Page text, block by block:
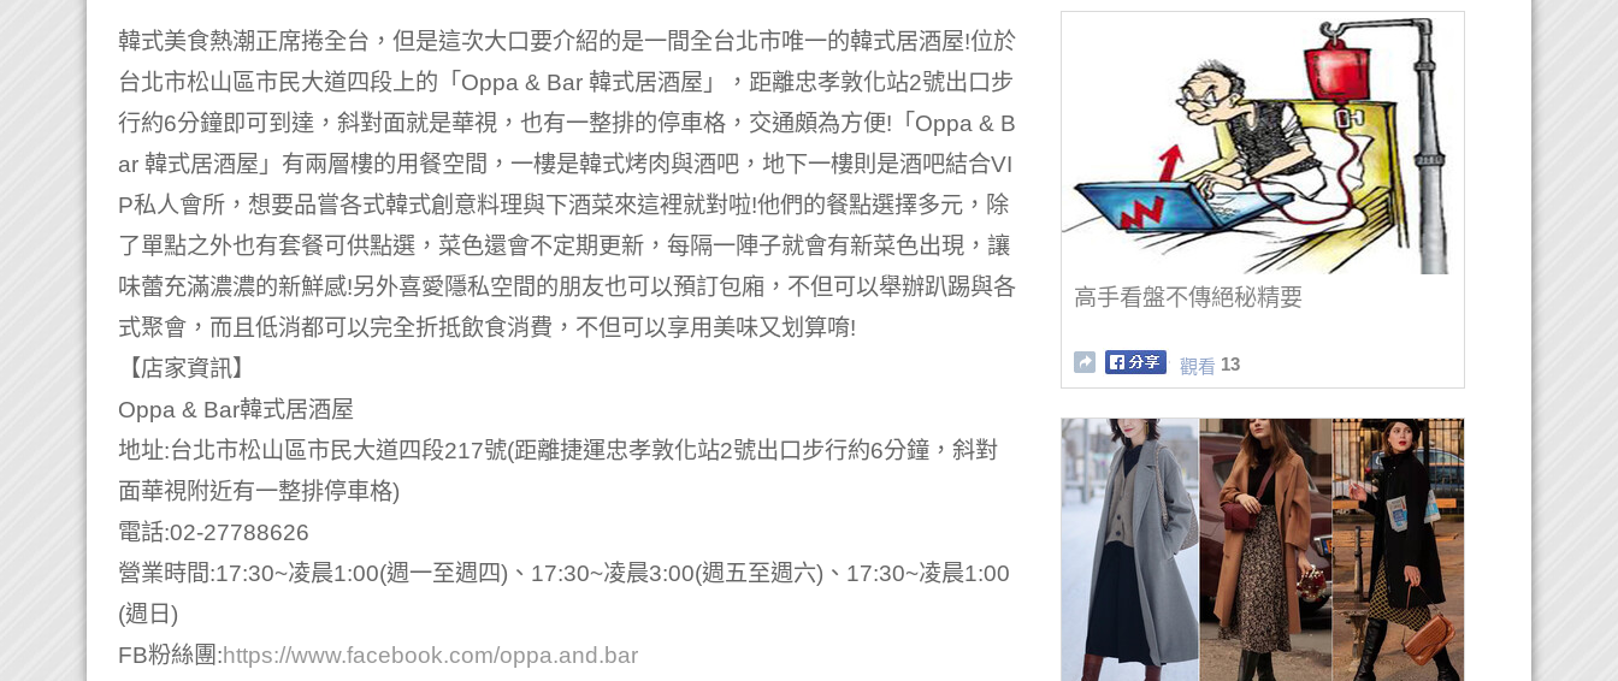
韓式美食熱潮正席捲全台，但是這次大口要介紹的是一間全台北市唯一的韓式居酒屋!位於
台北市松山區市民大道四段上的「Oppa & Bar 韓式居酒屋」，距離忠孝敦化站2號出口步
行約6分鐘即可到達，斜對面就是華視，也有一整排的停車格，交通頗為方便!「Oppa & B
ar 韓式居酒屋」有兩層樓的用餐空間，一樓是韓式烤肉與酒吧，地下一樓則是酒吧結合VI
P私人會所，想要品嘗各式韓式創意料理與下酒菜來這裡就對啦!他們的餐點選擇多元，除
了單點之外也有套餐可供點選，菜色還會不定期更新，每隔一陣子就會有新菜色出現，讓
味蕾充滿濃濃的新鮮感!另外喜愛隱私空間的朋友也可以預訂包廂，不但可以舉辦趴踢與各
式聚會，而且低消都可以完全折抵飲食消費，不但可以享用美味又划算唷!
【店家資訊】
Oppa & Bar韓式居酒屋
地址:台北市松山區市民大道四段217號(距離捷運忠孝敦化站2號出口步行約6分鐘，斜對
面華視附近有一整排停車格)
電話:02-27788626
營業時間:17:30~凌晨1:00(週一至週四)、17:30~凌晨3:00(週五至週六)、17:30~凌晨1:00
(週日)
FB粉絲團:https://www.facebook.com/oppa.and.bar
高手看盤不傳絕秘精要
觀看 13